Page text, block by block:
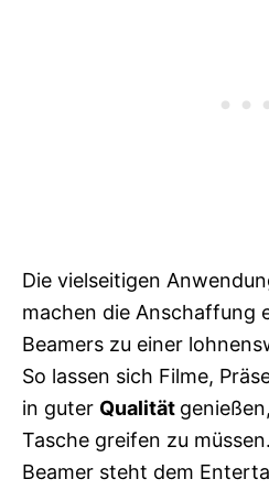
Die vielseitigen
machen die Anschaffung
Beamers zu einer
So lassen sich Filme,
in guter Qualität
Tasche greifen zu
Beamer steht dem